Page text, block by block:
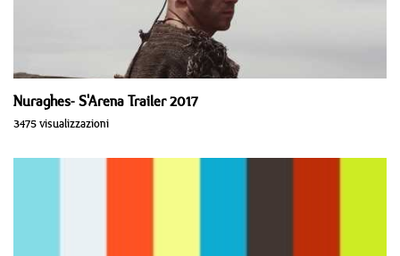
Nuraghes- S'Arena Trailer 2017
3475 visualizzazioni